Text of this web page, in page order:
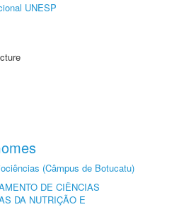
UNESP
(Câmpus de Botucatu)
DE CIÊNCIAS
DA NUTRIÇÃO E